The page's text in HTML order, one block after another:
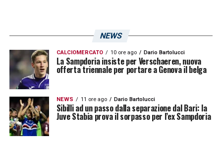
lavori di ristrutturazione le porte resteranno
chiuse. Questo il programma che la squadra
seguirà in questa settimana, nel weekend
invece in data 10 luglio la Sampdoria partirà
alla volta dell’Alta Val Camonica dove
svolgerà il classico ritiro estivo che partirà
subito nella mattinata dell’11 luglio con una
NEWS
CALCIOMERCATO 10 ore ago Dario Bartolucci
La Sampdoria insiste per Verschaeren, nuova
offerta triennale per portare a Genova il belga
NEWS 11 ore ago Dario Bartolucci
Sibilli ad un passo dalla separazione dal Bari: la
Juve Stabia prova il sorpasso per l’ex Sampdoria